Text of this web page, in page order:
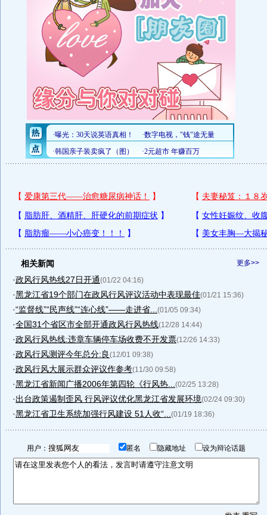
更多>>
相关新闻
·政风行风热线27日开通(01/22 04:16)
·黑龙江省19个部门在政风行风评议活动中表现最佳(01/21 15:36)
·“监督线”“民声线”“连心线”——走进省... (01/05 09:34)
·全国31个省区市全部开通政风行风热线(12/28 14:44)
·政风行风热线:违章车辆停车场收费不开发票(12/26 14:33)
·政风行风测评今年总分:良(12/01 09:38)
·政风行风大展示群众评议作参考(11/30 09:58)
·黑龙江省新闻广播2006年第四轮《行风热... (02/25 13:28)
·出台政策遏制歪风 行风评议优化黑龙江省发展环境(02/24 09:30)
·黑龙江省卫生系统加强行风建设 51人收“... (01/19 18:36)
用户： 匿名 隐藏地址 设为辩论话题